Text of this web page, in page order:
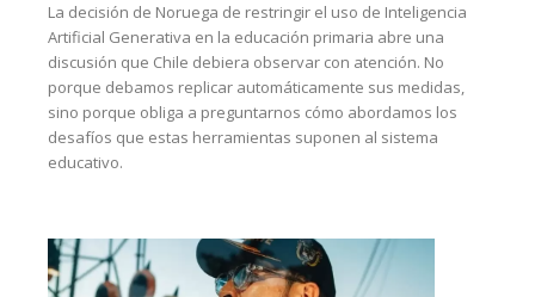
La decisión de Noruega de restringir el uso de Inteligencia
Artificial Generativa en la educación primaria abre una
discusión que Chile debiera observar con atención. No
porque debamos replicar automáticamente sus medidas,
sino porque obliga a preguntarnos cómo abordamos los
desafíos que estas herramientas suponen al sistema
educativo.